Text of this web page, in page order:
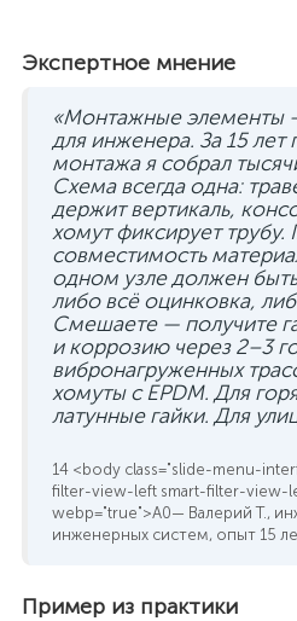
Экспертное мнение
«Монтажные элементы
для инженера. За 15 лет
монтажа я собрал
Схема всегда одна:
держит вертикаль,
хомут фиксирует трубу.
совместимость
одном узле должен
либо всё оцинковка,
Смешаете — получите
и коррозию через 2–3
вибронагруженных
хомуты с EPDM. Для
латунные гайки. Для
— Валерий Т.,
инженерных систем, опыт 15
Пример из практики